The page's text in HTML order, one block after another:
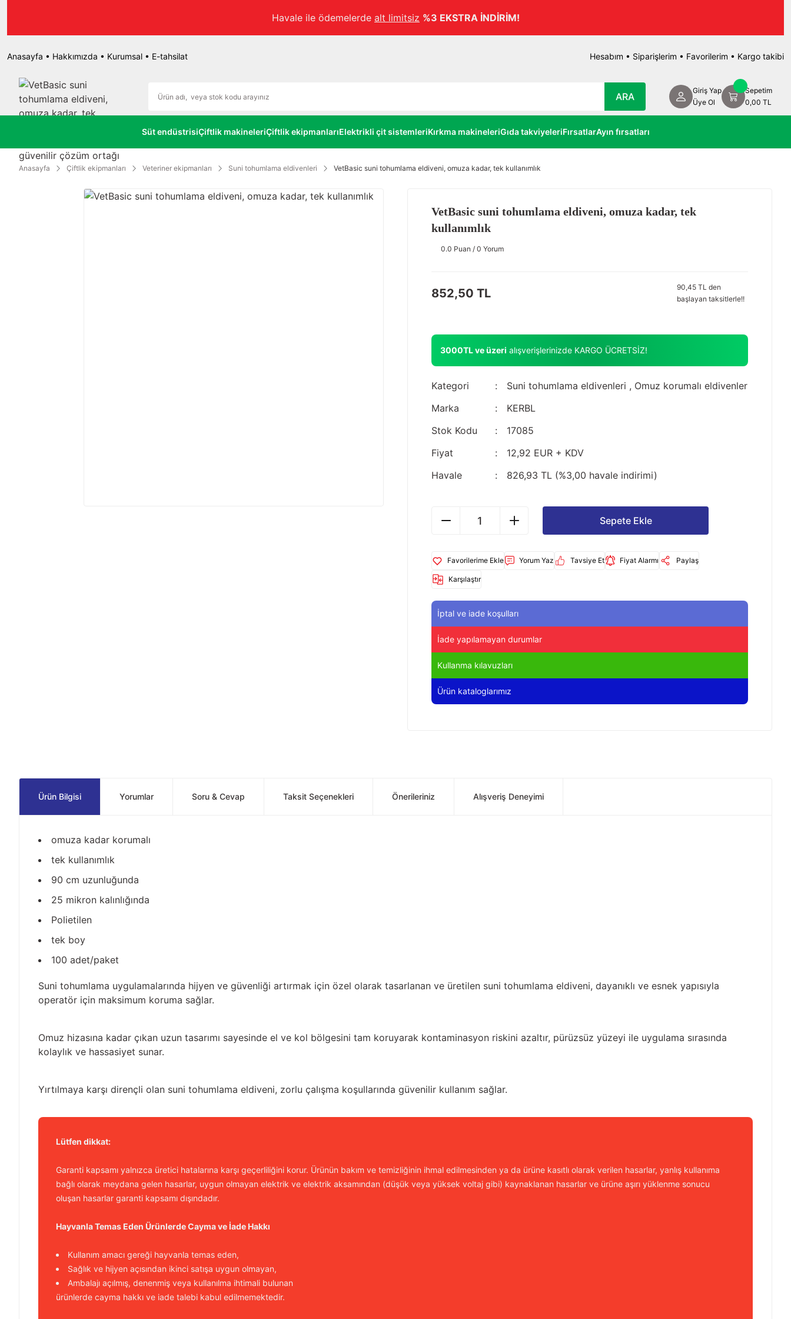
Havale ile ödemelerde alt limitsiz %3 EKSTRA İNDİRİM!
Anasayfa • Hakkımızda • Kurumsal • E-tahsilat Hesabım • Siparişlerim • Favorilerim • Kargo takibi
ARA
Giriş Yap
Üye Ol
Sepetim
0,00 TL
Süt endüstrisiÇiftlik makineleriÇiftlik ekipmanlarıElektrikli çit sistemleriKırkma makineleriGıda takviyeleriFırsatlarAyın fırsatları
Anasayfa Çiftlik ekipmanları Veteriner ekipmanları Suni tohumlama eldivenleri VetBasic suni tohumlama eldiveni, omuza kadar, tek kullanımlık
VetBasic suni tohumlama eldiveni, omuza kadar, tek
kullanımlık
0.0 Puan / 0 Yorum
852,50 TL
90,45 TL den
başlayan taksitlerle!!
3000TL ve üzeri alışverişlerinizde KARGO ÜCRETSİZ!
Kategori Suni tohumlama eldivenleri , Omuz korumalı eldivenler
Marka
KERBL
Stok Kodu
17085
Fiyat
12,92 EUR + KDV
Havale
826,93 TL (%3,00 havale indirimi)
Sepete Ekle
Yorum Yaz Tavsiye Et Fiyat Alarmı Paylaş
Karşılaştır
İptal ve iade koşulları
İade yapılamayan durumlar
Kullanma kılavuzları
Ürün kataloglarımız
Ürün Bilgisi Yorumlar Soru & Cevap Taksit Seçenekleri Önerileriniz Alışveriş Deneyimi
omuza kadar korumalı
tek kullanımlık
90 cm uzunluğunda
25 mikron kalınlığında
Polietilen
tek boy
100 adet/paket
Suni tohumlama uygulamalarında hijyen ve güvenliği artırmak için özel olarak tasarlanan ve üretilen suni tohumlama eldiveni, dayanıklı ve esnek yapısıyla
operatör için maksimum koruma sağlar.
Omuz hizasına kadar çıkan uzun tasarımı sayesinde el ve kol bölgesini tam koruyarak kontaminasyon riskini azaltır, pürüzsüz yüzeyi ile uygulama sırasında
kolaylık ve hassasiyet sunar.
Yırtılmaya karşı dirençli olan suni tohumlama eldiveni, zorlu çalışma koşullarında güvenilir kullanım sağlar.
Lütfen dikkat:
Garanti kapsamı yalnızca üretici hatalarına karşı geçerliliğini korur. Ürünün bakım ve temizliğinin ihmal edilmesinden ya da ürüne kasıtlı olarak verilen hasarlar, yanlış kullanıma
bağlı olarak meydana gelen hasarlar, uygun olmayan elektrik ve elektrik aksamından (düşük veya yüksek voltaj gibi) kaynaklanan hasarlar ve ürüne aşırı yüklenme sonucu
oluşan hasarlar garanti kapsamı dışındadır.
Hayvanla Temas Eden Ürünlerde Cayma ve İade Hakkı
Kullanım amacı gereği hayvanla temas eden,
Sağlık ve hijyen açısından ikinci satışa uygun olmayan,
Ambalajı açılmış, denenmiş veya kullanılma ihtimali bulunan
ürünlerde cayma hakkı ve iade talebi kabul edilmemektedir.